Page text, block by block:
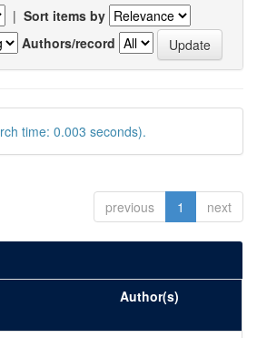
| Sort items by
Authors/record
time: 0.003 seconds).
previous 1 next
Author(s)